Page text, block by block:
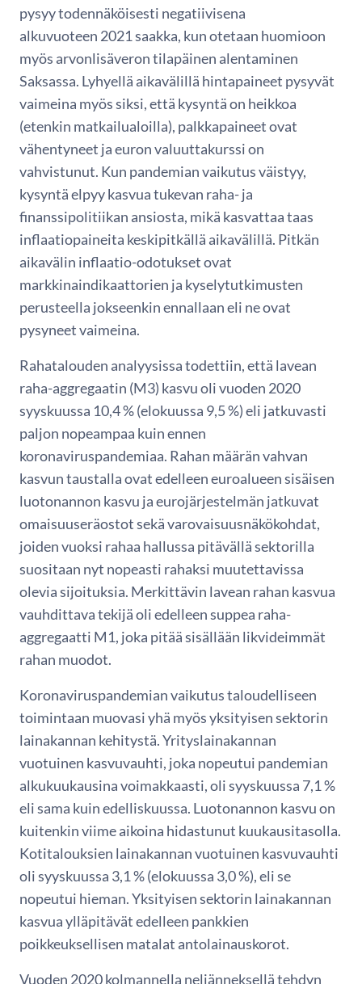
pysyy todennäköisesti negatiivisena
alkuvuoteen 2021 saakka, kun otetaan huomioon
myös arvonlisäveron tilapäinen alentaminen
Saksassa. Lyhyellä aikavälillä hintapaineet pysyvät
vaimeina myös siksi, että kysyntä on heikkoa
(etenkin matkailualoilla), palkkapaineet ovat
vähentyneet ja euron valuuttakurssi on
vahvistunut. Kun pandemian vaikutus väistyy,
kysyntä elpyy kasvua tukevan raha- ja
finanssipolitiikan ansiosta, mikä kasvattaa taas
inflaatiopaineita keskipitkällä aikavälillä. Pitkän
aikavälin inflaatio-odotukset ovat
markkinaindikaattorien ja kyselytutkimusten
perusteella jokseenkin ennallaan eli ne ovat
pysyneet vaimeina.
Rahatalouden analyysissa todettiin, että lavean
raha-aggregaatin (M3) kasvu oli vuoden 2020
syyskuussa 10,4 % (elokuussa 9,5 %) eli jatkuvasti
paljon nopeampaa kuin ennen
koronaviruspandemiaa. Rahan määrän vahvan
kasvun taustalla ovat edelleen euroalueen sisäisen
luotonannon kasvu ja eurojärjestelmän jatkuvat
omaisuuseräostot sekä varovaisuusnäkökohdat,
joiden vuoksi rahaa hallussa pitävällä sektorilla
suositaan nyt nopeasti rahaksi muutettavissa
olevia sijoituksia. Merkittävin lavean rahan kasvua
vauhdittava tekijä oli edelleen suppea raha-
aggregaatti M1, joka pitää sisällään likvideimmät
rahan muodot.
Koronaviruspandemian vaikutus taloudelliseen
toimintaan muovasi yhä myös yksityisen sektorin
lainakannan kehitystä. Yrityslainakannan
vuotuinen kasvuvauhti, joka nopeutui pandemian
alkukuukausina voimakkaasti, oli syyskuussa 7,1 %
eli sama kuin edelliskuussa. Luotonannon kasvu on
kuitenkin viime aikoina hidastunut kuukausitasolla.
Kotitalouksien lainakannan vuotuinen kasvuvauhti
oli syyskuussa 3,1 % (elokuussa 3,0 %), eli se
nopeutui hieman. Yksityisen sektorin lainakannan
kasvua ylläpitävät edelleen pankkien
poikkeuksellisen matalat antolainauskorot.
Vuoden 2020 kolmannella neljänneksellä tehdyn